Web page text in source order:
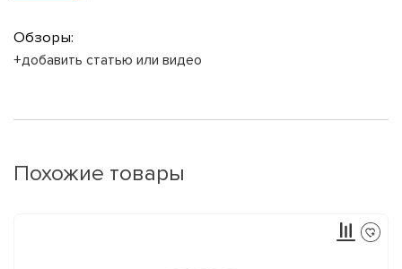
Обзоры:
+добавить статью или видео
Похожие товары